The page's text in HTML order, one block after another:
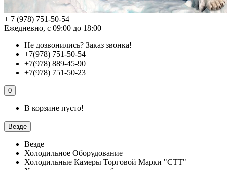
+ 7 (978) 751-50-54
Ежедневно, с 09:00 до 18:00
Не дозвонились? Заказ звонка!
+7(978) 751-50-54
+7(978) 889-45-90
+7(978) 751-50-23
0
В корзине пусто!
Везде
Везде
Холодильное Оборудование
Холодильные Камеры Торговой Марки "СТТ"